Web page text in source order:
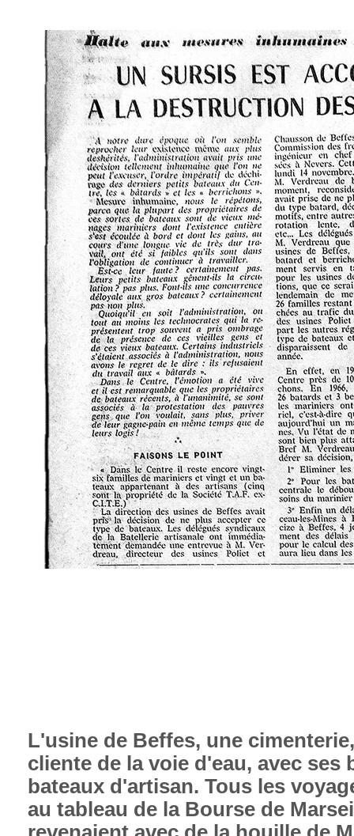
L'usine de Beffes, une
cliente de la voie d'eau, avec ses
bateaux d'artisan. Tous les
au tableau de la Bourse de